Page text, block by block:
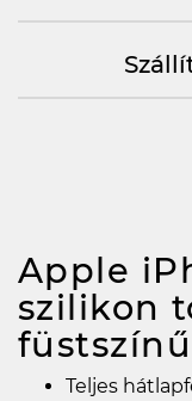
Apple
szilikon
füstszínű
Teljes